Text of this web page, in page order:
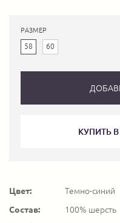
РАЗМЕР
58 60
КУПИТЬ
Цвет:
Темно-синий
Состав:
100% шерсть